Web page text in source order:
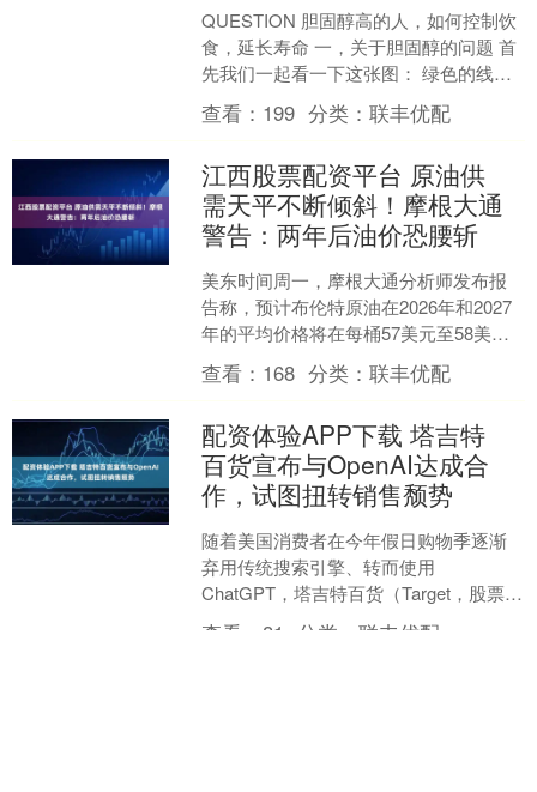
QUESTION 胆固醇高的人，如何控制饮
食，延长寿命 一，关于胆固醇的问题 首
先我们一起看一下这张图： 绿色的线表
示： 如果一个人的低密度脂蛋白胆固醇
平均为2....
查看： 199 分类：联丰优配
江西股票配资平台 原油供
需天平不断倾斜！摩根大通
警告：两年后油价恐腰斩
美东时间周一，摩根大通分析师发布报
告称，预计布伦特原油在2026年和2027
年的平均价格将在每桶57美元至58美元
之间。 他们还警告称，除非实施减产措
施，否则油....
查看： 168 分类：联丰优配
配资体验APP下载 塔吉特
百货宣布与OpenAI达成合
作，试图扭转销售颓势
随着美国消费者在今年假日购物季逐渐
弃用传统搜索引擎、转而使用
ChatGPT，塔吉特百货（Target，股票代
码 TGT）成为最新一家宣布与
查看： 81 分类：联丰优配